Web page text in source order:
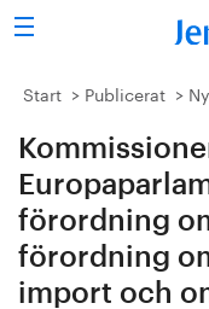
Sök
Stålindustrin
Vision 2050
Forskning/utbildning
Energi/miljö
Start Publicerat
förordning
förordning
import och